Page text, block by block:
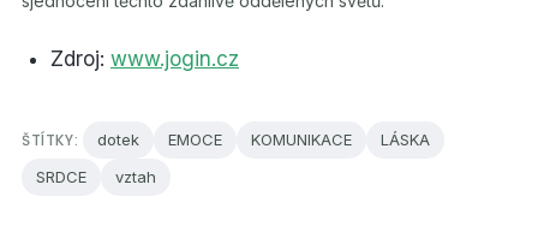
Zdroj: www.jogin.cz
ŠTÍTKY: dotek EMOCE KOMUNIKACE
LÁSKA
SRDCE
vztah